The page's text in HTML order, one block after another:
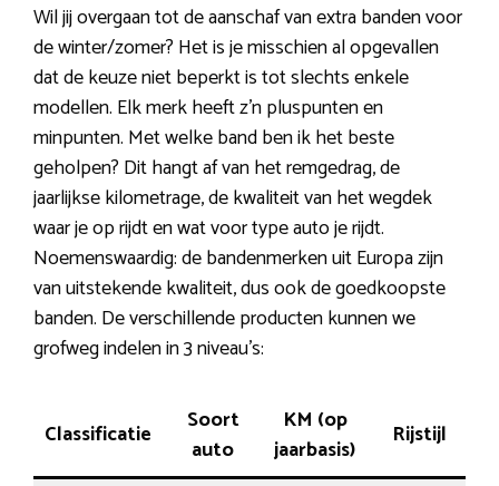
Wil jij overgaan tot de aanschaf van extra banden voor
de winter/zomer? Het is je misschien al opgevallen
dat de keuze niet beperkt is tot slechts enkele
modellen. Elk merk heeft z’n pluspunten en
minpunten. Met welke band ben ik het beste
geholpen? Dit hangt af van het remgedrag, de
jaarlijkse kilometrage, de kwaliteit van het wegdek
waar je op rijdt en wat voor type auto je rijdt.
Noemenswaardig: de bandenmerken uit Europa zijn
van uitstekende kwaliteit, dus ook de goedkoopste
banden. De verschillende producten kunnen we
grofweg indelen in 3 niveau’s:
Classificatie
Soort
auto
KM (op
jaarbasis)
Rijstijl